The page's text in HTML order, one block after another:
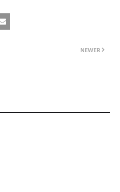
NEWER